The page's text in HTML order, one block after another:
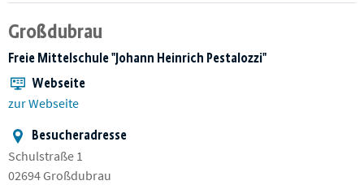
Großdubrau
Freie Mittelschule "Johann Heinrich Pestalozzi"
Webseite
zur Webseite
Besucheradresse
Schulstraße 1
02694 Großdubrau